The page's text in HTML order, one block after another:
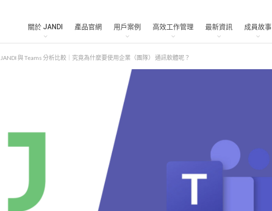
關於 JANDI 產品官網 用戶案例 高效工作管理 最新資訊 成員故事
JANDI 與 Teams 分析比較｜究竟為什麼要使用企業（團隊） 通訊軟體呢？